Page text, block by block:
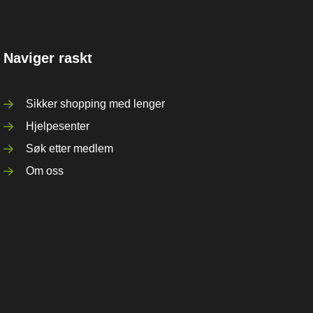
Naviger raskt
Sikker shopping med lenger
Hjelpesenter
Søk etter medlem
Om oss